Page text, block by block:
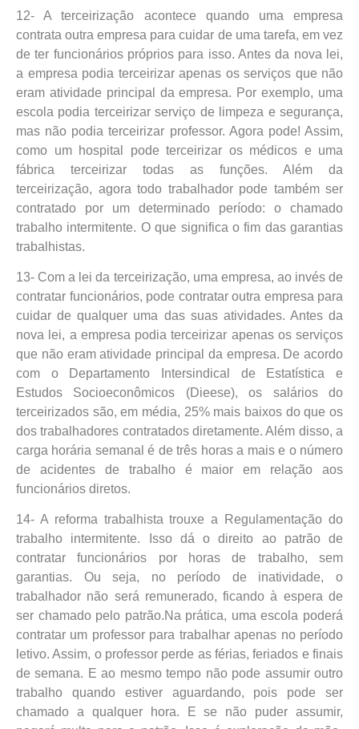
12- A terceirização acontece quando uma empresa
contrata outra empresa para cuidar de uma tarefa, em vez
de ter funcionários próprios para isso. Antes da nova lei,
a empresa podia terceirizar apenas os serviços que não
eram atividade principal da empresa. Por exemplo, uma
escola podia terceirizar serviço de limpeza e segurança,
mas não podia terceirizar professor. Agora pode! Assim,
como um hospital pode terceirizar os médicos e uma
fábrica terceirizar todas as funções. Além da
terceirização, agora todo trabalhador pode também ser
contratado por um determinado período: o chamado
trabalho intermitente. O que significa o fim das garantias
trabalhistas.
13- Com a lei da terceirização, uma empresa, ao invés de
contratar funcionários, pode contratar outra empresa para
cuidar de qualquer uma das suas atividades. Antes da
nova lei, a empresa podia terceirizar apenas os serviços
que não eram atividade principal da empresa. De acordo
com o Departamento Intersindical de Estatística e
Estudos Socioeconômicos (Dieese), os salários do
terceirizados são, em média, 25% mais baixos do que os
dos trabalhadores contratados diretamente. Além disso, a
carga horária semanal é de três horas a mais e o número
de acidentes de trabalho é maior em relação aos
funcionários diretos.
14- A reforma trabalhista trouxe a Regulamentação do
trabalho intermitente. Isso dá o direito ao patrão de
contratar funcionários por horas de trabalho, sem
garantias. Ou seja, no período de inatividade, o
trabalhador não será remunerado, ficando à espera de
ser chamado pelo patrão.Na prática, uma escola poderá
contratar um professor para trabalhar apenas no período
letivo. Assim, o professor perde as férias, feriados e finais
de semana. E ao mesmo tempo não pode assumir outro
trabalho quando estiver aguardando, pois pode ser
chamado a qualquer hora. E se não puder assumir,